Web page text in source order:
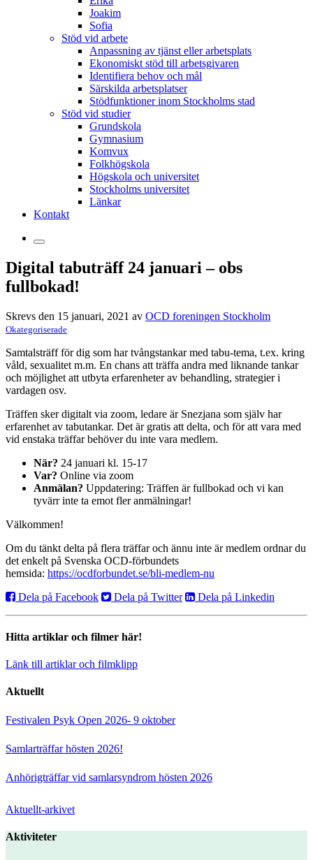
Joakim
Sofia
Stöd vid arbete
Anpassning av tjänst eller arbetsplats
Ekonomiskt stöd till arbetsgivaren
Identifiera behov och mål
Särskilda arbetsplatser
Stödfunktioner inom Stockholms stad
Stöd vid studier
Grundskola
Gymnasium
Komvux
Folkhögskola
Högskola och universitet
Stockholms universitet
Länkar
Kontakt
Digital tabuträff 24 januari – obs
fullbokad!
Skrevs den 15 januari, 2021 av OCD foreningen Stockholm
Okategoriserade
Samtalsträff för dig som har tvångstankar med tabu-tema, t.ex. kring
våld, sexualitet m.m. En chans att träffa andra med liknande tankar
och möjlighet att utbyta erfarenheter av behandling, strategier i
vardagen osv.
Träffen sker digitalt via zoom, ledare är Snezjana som själv har
erfarenhet av tabutankar. Det är gratis att delta, och för att vara med
vid enstaka träffar behöver du inte vara medlem.
När? 24 januari kl. 15-17
Var? Online via zoom
Anmälan? Uppdatering: Träffen är fullbokad och vi kan
tyvärr inte ta emot fler anmälningar!
Välkommen!
Om du tänkt delta på flera träffar och ännu inte är medlem ordnar du
det enkelt på Svenska OCD-förbundets
hemsida: https://ocdforbundet.se/bli-medlem-nu
Dela på Facebook
Dela på Twitter Dela på Linkedin
Hitta artiklar och filmer här!
Länk till artiklar och filmklipp
Aktuellt
Festivalen Psyk Open 2026- 9 oktober
Samlarträffar hösten 2026!
Anhörigträffar vid samlarsyndrom hösten 2026
Aktuellt-arkivet
Aktiviteter